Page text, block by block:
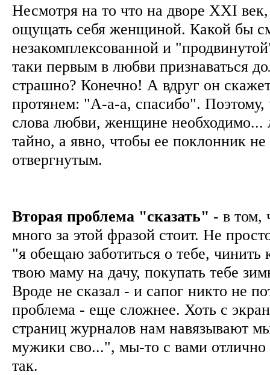
Несмотря на то что на дворе XXI
ощущать себя женщиной. Какой бы
незакомплексованной и
таки первым в любви признаваться
страшно? Конечно! А вдруг он
протянем: "А-а-а, спасибо".
слова любви, женщине
тайно, а явно, чтобы ее поклонник не
отвергнутым.
Вторая проблема "сказать" - в том,
много за этой фразой стоит. Не
"я обещаю заботиться о тебе, чинить
твою маму на дачу, покупать тебе
Вроде не сказал - и сапог никто не
проблема - еще сложнее. Хоть с
страниц журналов нам навязывают
мужики сво...", мы-то с вами отлично
так.